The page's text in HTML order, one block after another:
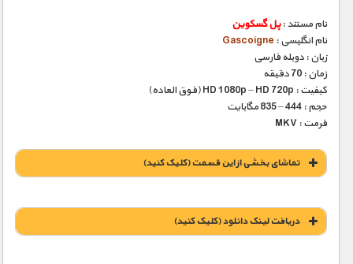
نام مستند :پل گسکوین
نام انگلیسی : Gascoigne
زبان : دوبله فارسی
زمان : 70 دقیقه
کیفیت : HD 1080p – HD 720p (فوق العاده)
حجم : 444 – 835 مگابایت
فرمت : MKV
تماشای بخشی از این قسمت (کلیک کنید)
دریافت لينک دانلود (کليک کنيد)